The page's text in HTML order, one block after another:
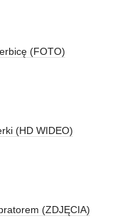
(FOTO)
(HD WIDEO)
(ZDJĘCIA)